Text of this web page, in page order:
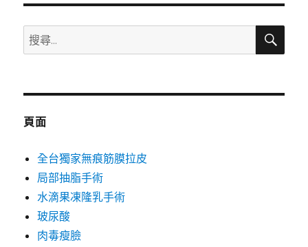
章:
搜
尋
鍵
搜
頁面
全台獨家無痕筋膜拉皮
局部抽脂手術
水滴果凍隆乳手術
玻尿酸
肉毒瘦臉